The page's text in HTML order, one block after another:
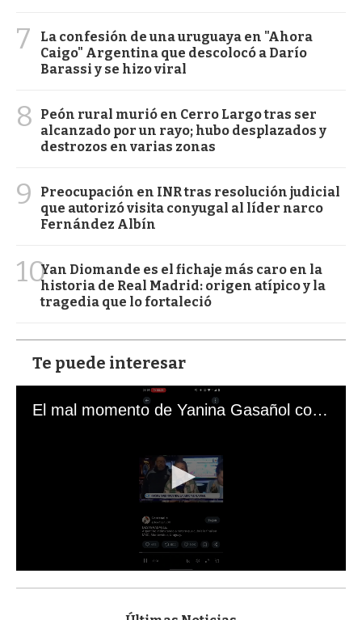
7
La confesión de una uruguaya en "Ahora
Caigo" Argentina que descolocó a Darío
Barassi y se hizo viral
8
Peón rural murió en Cerro Largo tras ser
alcanzado por un rayo; hubo desplazados y
destrozos en varias zonas
9
Preocupación en INR tras resolución judicial
que autorizó visita conyugal al líder narco
Fernández Albín
10Yan Diomande es el fichaje más caro en la
historia de Real Madrid: origen atípico y la
tragedia que lo fortaleció
Te puede interesar
El mal momento de Yanina Gasañol con un hincha argentino en "Subrayado"
s